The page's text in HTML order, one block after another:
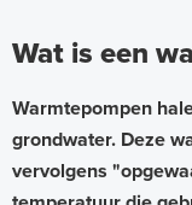
r
m
i
n
g
Wat is een
Warmtepompen
grondwater. Deze
vervolgens